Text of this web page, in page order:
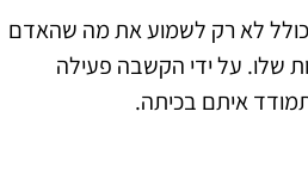
לא רק לשמוע את מה שהאדם
שלו. על ידי הקשבה פעילה
איתם בכיתה.